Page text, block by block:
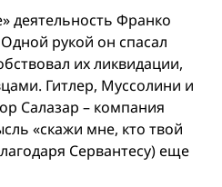
деятельность Франко
рукой он спасал
их ликвидации,
Гитлер, Муссолини и
Салазар – компания
«скажи мне, кто твой
Сервантесу) еще